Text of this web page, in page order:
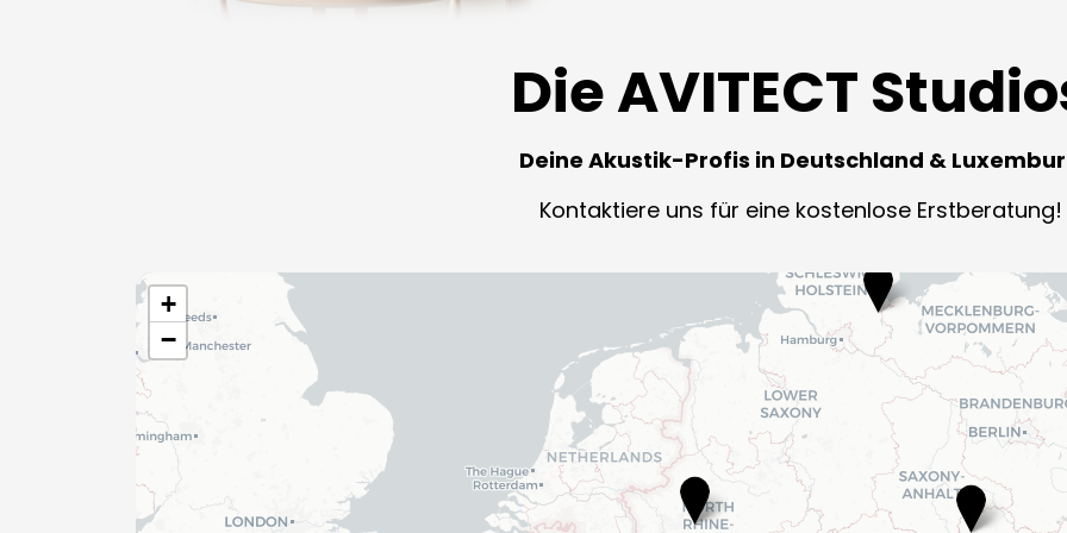
Die AVITECT
Deine Akustik-Profis in Deutschland &
Kontaktiere uns für eine kostenlose Erstberatung!
+
−